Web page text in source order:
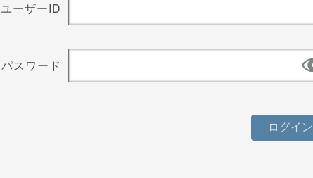
ユーザーID
パスワード